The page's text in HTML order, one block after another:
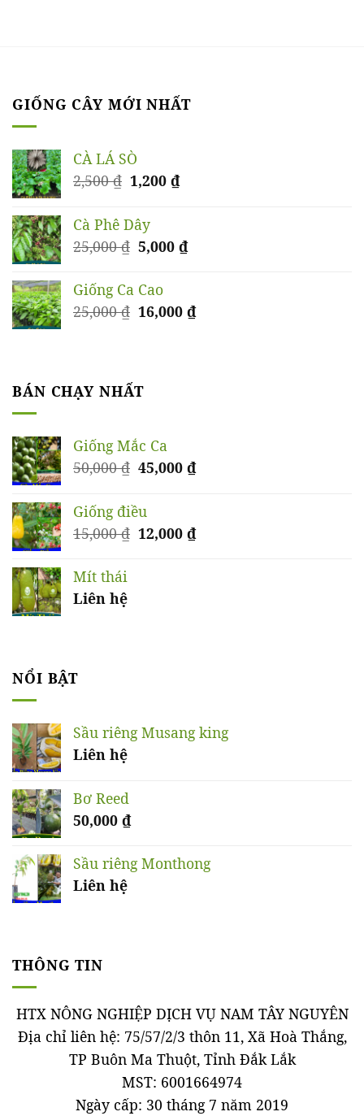
GIỐNG CÂY MỚI NHẤT
CÀ LÁ SÒ
2,500₫ Giá
là:
2,500 ₫.
1,200₫Giá
là:
1,200 ₫.
Cà Phê Dây
25,000₫ Giá
là:
25,000 ₫.
5,000₫Giá
là:
5,000 ₫.
Giống Ca Cao
25,000₫ Giá
16,000₫Giá
BÁN CHẠY NHẤT
Giống Mắc Ca
50,000₫ Giá
là:
50,000 ₫.
45,000₫Giá
45,000 ₫.
Giống điều
15,000₫ Giá
12,000₫Giá
Mít thái
Liên hệ
NỔI BẬT
Sầu riêng Musang king
Liên hệ
Bơ Reed
50,000 ₫
Sầu riêng Monthong
Liên hệ
THÔNG TIN
HTX NÔNG NGHIỆP DỊCH VỤ NAM TÂY NGUYÊN
Địa chỉ liên hệ: 75/57/2/3 thôn 11, Xã Hoà Thắng,
TP Buôn Ma Thuột, Tỉnh Đắk Lắk
MST: 6001664974
Ngày cấp: 30 tháng 7 năm 2019